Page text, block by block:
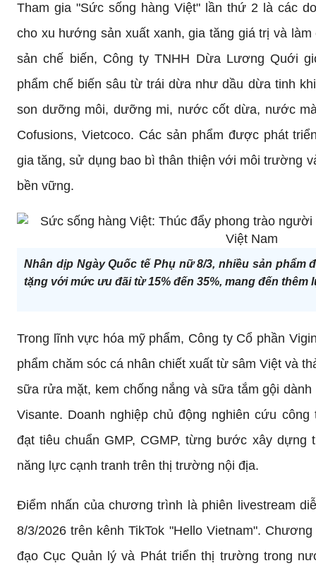
Tham gia "Sức sống hàng Việt" lần thứ 2 là các
cho xu hướng sản xuất xanh, gia tăng giá trị và
sản chế biến, Công ty TNHH Dừa Lương Quới
phẩm chế biến sâu từ trái dừa như dầu dừa tinh
son dưỡng môi, dưỡng mi, nước cốt dừa, nước
Cofusions, Vietcoco. Các sản phẩm được phát
gia tăng, sử dụng bao bì thân thiện với môi trường
bền vững.
Nhân dịp Ngày Quốc tế Phụ nữ 8/3, nhiều sản phẩm
tặng với mức ưu đãi từ 15% đến 35%, mang đến
Trong lĩnh vực hóa mỹ phẩm, Công ty Cổ phần
phẩm chăm sóc cá nhân chiết xuất từ sâm Việt và
sữa rửa mặt, kem chống nắng và sữa tắm gội
Visante. Doanh nghiệp chủ động nghiên cứu
đạt tiêu chuẩn GMP, CGMP, từng bước xây dựng
năng lực cạnh tranh trên thị trường nội địa.
Điểm nhấn của chương trình là phiên livestream
8/3/2026 trên kênh TikTok "Hello Vietnam".
đạo Cục Quản lý và Phát triển thị trường trong